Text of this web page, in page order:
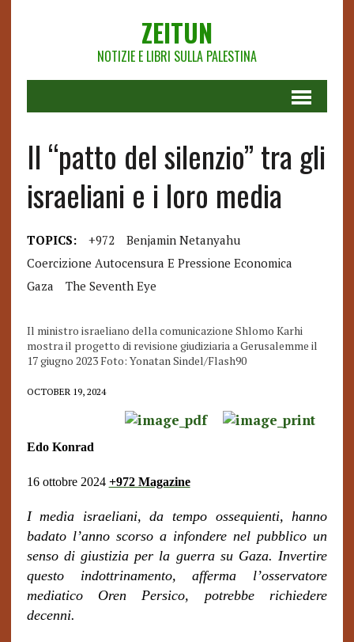
ZEITUN
NOTIZIE E LIBRI SULLA PALESTINA
Il “patto del silenzio” tra gli
israeliani e i loro media
TOPICS: +972
Benjamin Netanyahu
Coercizione Autocensura E Pressione Economica
Gaza
The Seventh Eye
Il ministro israeliano della comunicazione Shlomo Karhi
mostra il progetto di revisione giudiziaria a Gerusalemme il
17 giugno 2023 Foto: Yonatan Sindel/Flash90
OCTOBER 19, 2024
Edo Konrad
16 ottobre 2024 +972 Magazine
I media israeliani, da tempo ossequienti, hanno
badato l’anno scorso a infondere nel pubblico un
senso di giustizia per la guerra su Gaza. Invertire
questo indottrinamento, afferma l’osservatore
mediatico Oren Persico, potrebbe richiedere
decenni.